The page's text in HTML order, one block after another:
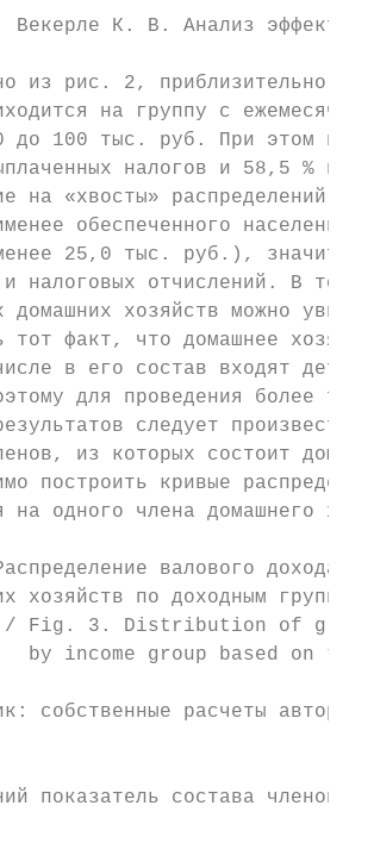
К. В. Анализ
из рис. 2, приблизительно
на группу с
до 100 тыс. руб. При этом на
налогов и 58,5 %
на «хвосты» распределений.
обеспеченного населения
25,0 тыс. руб.),
налоговых отчислений. В то
домашних хозяйств можно
тот факт, что домашнее
в его состав входят дети,
для проведения более
следует произвести
из которых состоит
построить кривые
на одного члена домашнего
валового дохода,
хозяйств по доходным
Fig. 3. Distribution of
by income group based on the
собственные расчеты авторов
показатель состава членов